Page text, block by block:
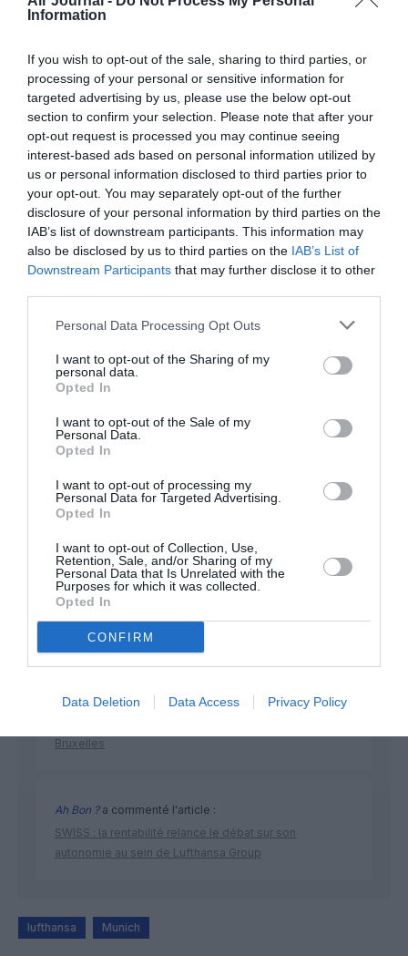
Information
If you wish to opt-out of the sale, sharing to third parties, or
processing of your personal or sensitive information for
targeted advertising by us, please use the below opt-out
section to confirm your selection. Please note that after your
opt-out request is processed you may continue seeing
interest-based ads based on personal information utilized by
us or personal information disclosed to third parties prior to
your opt-out. You may separately opt-out of the further
disclosure of your personal information by third parties on the
IAB’s list of downstream participants. This information may
also be disclosed by us to third parties on the IAB’s List of
Downstream Participants that may further disclose it to other
Personal Data Processing Opt Outs
I want to opt-out of the Sharing of my
personal data.
Opted In
I want to opt-out of the Sale of my
Personal Data.
Opted In
I want to opt-out of processing my
Personal Data for Targeted Advertising.
Opted In
I want to opt-out of Collection, Use,
Retention, Sale, and/or Sharing of my
Personal Data that Is Unrelated with the
Purposes for which it was collected.
Opted In
CONFIRM
Data Deletion Data Access Privacy Policy
@fraa commenté :
9 juillet 2024 - 16 h 01 min
Il faut également rappeler que Lufthansa y a basé tous ses
A380… Ca rend cet aéroport encore plus attractif.
RÉPONDRE
LAISSER UN COMMENTAIRE
FAIRE UN DON
Appel aux lecteurs !
Soutenez Air Journal participez
développement !
NOUS SOUTENIR
DERNIERS COMMENTAIRES
Davea commenté l'article :
Bruxelles
Ah Bon ?a commenté l'article :
SWISS : la rentabilité relance le débat sur son
autonomie au sein de Lufthansa Group
lufthansa Munich